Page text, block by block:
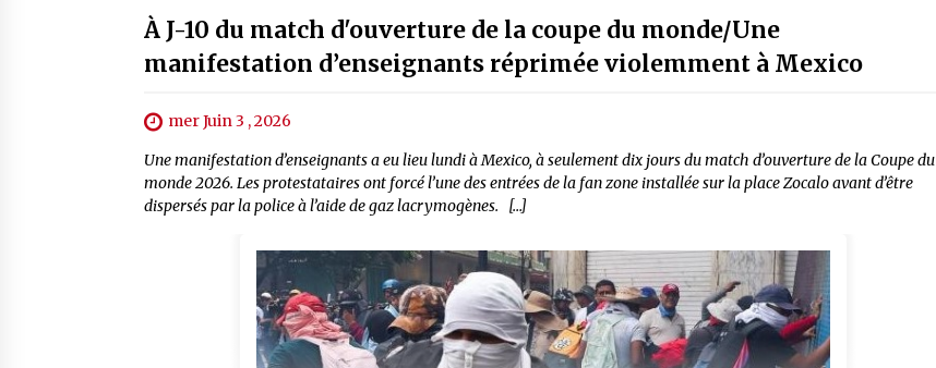
À J-10 du match d'ouverture de la coupe du monde/Une
manifestation d’enseignants réprimée violemment à Mexico
mer Juin 3 , 2026
Une manifestation d’enseignants a eu lieu lundi à Mexico, à seulement dix jours du match d’ouverture de la Coupe du
monde 2026. Les protestataires ont forcé l’une des entrées de la fan zone installée sur la place Zocalo avant d’être
dispersés par la police à l’aide de gaz lacrymogènes. […]